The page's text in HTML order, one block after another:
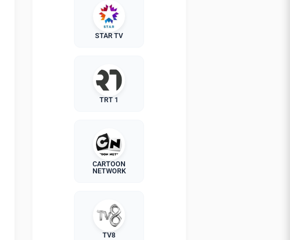
STAR TV
TRT 1
CARTOON
NETWORK
TV8